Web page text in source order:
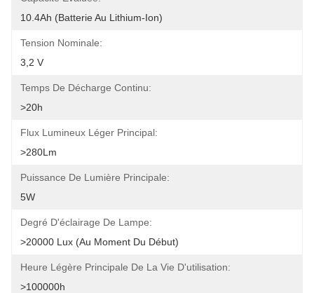
10.4Ah (batterie Au Lithium-Ion)
Tension Nominale:
3,2 V
Temps De Décharge Continu:
>20h
Flux Lumineux Léger Principal:
>280Lm
Puissance De Lumière Principale:
5W
Degré D'éclairage De Lampe:
>20000 Lux (au Moment Du Début)
Heure Légère Principale De La Vie D'utilisation:
>100000h